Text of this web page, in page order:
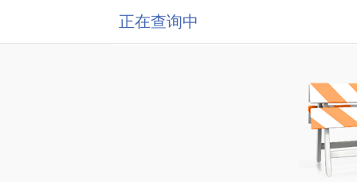
正在查询中